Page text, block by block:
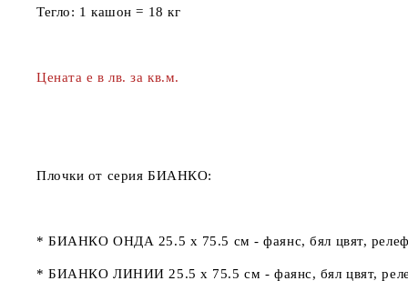
Тегло: 1 кашон = 18 кг
Цената е в лв. за кв.м.
Плочки от серия БИАНКО:
* БИАНКО ОНДА 25.5 x 75.5 см - фаянс, бял цвят,
* БИАНКО ЛИНИИ 25.5 x 75.5 см - фаянс, бял цвят,